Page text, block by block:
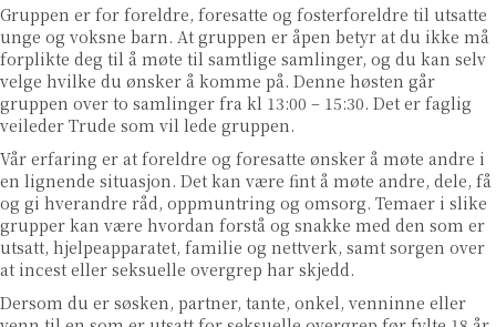
Gruppen er for foreldre, foresatte og fosterforeldre til utsatte
unge og voksne barn. At gruppen er åpen betyr at du ikke må
forplikte deg til å møte til samtlige samlinger, og du kan selv
velge hvilke du ønsker å komme på. Denne høsten går
gruppen over to samlinger fra kl 13:00 – 15:30. Det er faglig
veileder Trude som vil lede gruppen.
Vår erfaring er at foreldre og foresatte ønsker å møte andre i
en lignende situasjon. Det kan være fint å møte andre, dele, få
og gi hverandre råd, oppmuntring og omsorg. Temaer i slike
grupper kan være hvordan forstå og snakke med den som er
utsatt, hjelpeapparatet, familie og nettverk, samt sorgen over
at incest eller seksuelle overgrep har skjedd.
Dersom du er søsken, partner, tante, onkel, venninne eller